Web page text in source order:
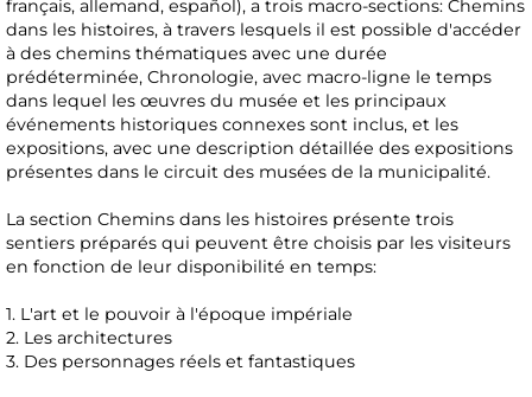
français, allemand, español), a trois macro-sections: Chemins
dans les histoires, à travers lesquels il est possible d'accéder
à des chemins thématiques avec une durée
prédéterminée, Chronologie, avec macro-ligne le temps
dans lequel les œuvres du musée et les principaux
événements historiques connexes sont inclus, et les
expositions, avec une description détaillée des expositions
présentes dans le circuit des musées de la municipalité.
La section Chemins dans les histoires présente trois
sentiers préparés qui peuvent être choisis par les visiteurs
en fonction de leur disponibilité en temps:
1. L'art et le pouvoir à l'époque impériale
2. Les architectures
3. Des personnages réels et fantastiques